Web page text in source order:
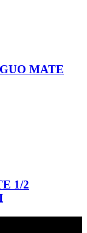
MATE
1/2